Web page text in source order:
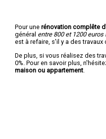
Pour une rénovation complête
général entre 800 et 1200 euros
est à refaire, s'il y a des travaux
De plus, si vous réalisez des
0%. Pour en savoir plus,
maison ou appartement